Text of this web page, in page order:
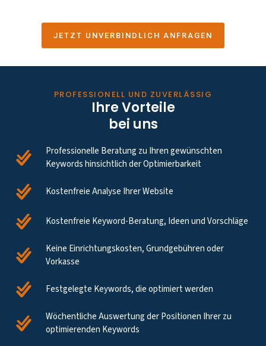
JETZT UNVERBINDLICH ANFRAGEN
PROFESSIONELL UND ZUVERLÄSSIG
Ihre Vorteile
bei uns
Professionelle Beratung zu Ihren gewünschten
Keywords hinsichtlich der Optimierbarkeit
Kostenfreie Analyse Ihrer Website
Kostenfreie Keyword-Beratung, Ideen und Vorschläge
Keine Einrichtungskosten, Grundgebühren oder
Vorkasse
Festgelegte Keywords, die optimiert werden
Wöchentliche Auswertung der Positionen Ihrer zu
optimierenden Keywords